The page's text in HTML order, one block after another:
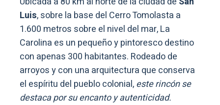
Luis, sobre la base del Cerro Tomolasta a
1.600 metros sobre el nivel del mar, La
Carolina es un pequeño y pintoresco destino
con apenas 300 habitantes. Rodeado de
arroyos y con una arquitectura que conserva
el espíritu del pueblo colonial,este rincón se
destaca por su encanto y autenticidad.